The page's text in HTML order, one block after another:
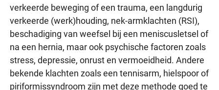
verkeerde beweging of een trauma, een langdurig
verkeerde (werk)houding, nek-armklachten (RSI),
beschadiging van weefsel bij een meniscusletsel of
na een hernia, maar ook psychische factoren zoals
stress, depressie, onrust en vermoeidheid. Andere
bekende klachten zoals een tennisarm, hielspoor of
piriformissyndroom zijn met deze methode goed te